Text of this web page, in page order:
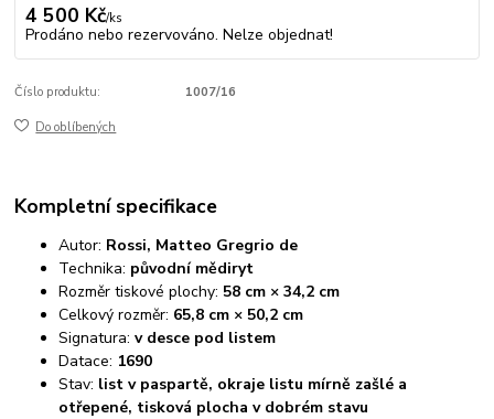
4 500 Kč/ks
Prodáno nebo rezervováno. Nelze objednat!
Číslo produktu: 1007/16
Do oblíbených
Kompletní specifikace
Autor: Rossi, Matteo Gregrio de
Technika: původní mědiryt
Rozměr tiskové plochy: 58 cm × 34,2 cm
Celkový rozměr: 65,8 cm × 50,2 cm
Signatura:v desce pod listem
Datace: 1690
Stav: list v paspartě, okraje listu mírně zašlé a
otřepené, tisková plocha v dobrém stavu